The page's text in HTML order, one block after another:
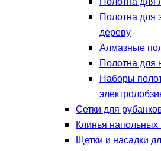
Полотна для
дереву
Алмазные
Полотна для
Наборы
Сетки для
Клинья
Щетки и насадки